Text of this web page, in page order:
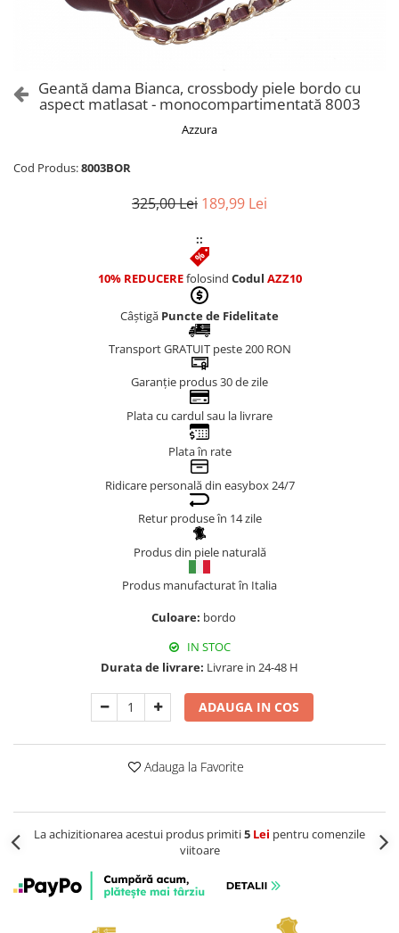
Genți Albe
Genți Bleumarin
Geantă dama Bianca, crossbody piele bordo cu
aspect matlasat - monocompartimentată 8003
Azzura
Cod Produs:8003BOR
325,00 Lei 189,99 Lei
::
10% REDUCEREfolosind Codul AZZ10
Câștigă Puncte de Fidelitate
Transport GRATUIT peste 200 RON
Garanție produs 30 de zile
Plata cu cardul sau la livrare
Plata în rate
Ridicare personală din easybox 24/7
Retur produse în 14 zile
Produs din piele naturală
Produs manufacturat în Italia
Culoare: bordo
IN STOC
Durata de livrare: Livrare in 24-48 H
ADAUGA IN COS
Adauga la Favorite
La achizitionarea acestui produs primiti5 Lei pentru comenzile
viitoare